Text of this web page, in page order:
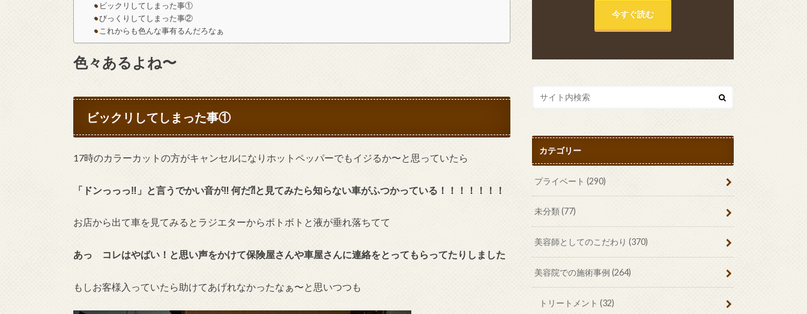
ビックリしてしまった事①
びっくりしてしまった事②
これからも色んな事有るんだろなぁ
色々あるよね〜
ビックリしてしまった事①
17時のカラーカットの方がキャンセルになりホットペッパーでもイジるか〜と思っていたら
「ドンっっっ‼︎」と言うでかい音が‼︎ 何だ⁈と見てみたら知らない車がふつかっている！！！！！！！
お店から出て車を見てみるとラジエターからボトボトと液が垂れ落ちてて
あっ コレはやばい！と思い声をかけて保険屋さんや車屋さんに連絡をとってもらってたりしました
もしお客様入っていたら助けてあげれなかったなぁ〜と思いつつも
今すぐ読む
カテゴリー
プライベート(290)
未分類(77)
美容師としてのこだわり(370)
美容院での施術事例(264)
トリートメント (32)